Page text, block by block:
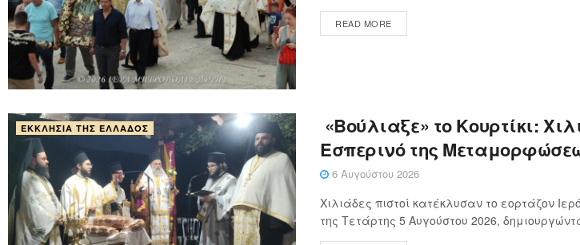
READ MORE
ΕΚΚΛΗΣΊΑ ΤΗΣ ΕΛΛΆΔΟΣ
«Βούλιαξε» το Κουρτίκι:
Εσπερινό της
6 Αυγούστου 2026
Χιλιάδες πιστοί κατέκλυσαν το εορτάζον
της Τετάρτης 5 Αυγούστου 2026,